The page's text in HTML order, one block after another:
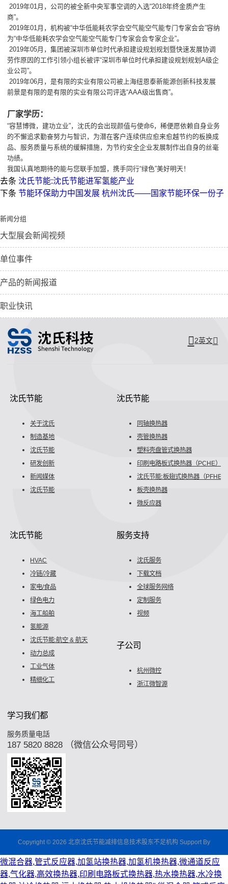
2019年01月，公司的被全新中央军事空调的入选“2018年终金质产生
商”。
2019年01月，机构被“中华低能耗农学会空气能空气能专门专家会会”容纳
为“中华低能耗农学会空气能空气能专门专家会会专家企业”。
2019年05月，集团被深圳市单位时代承担建设规划规划暨快速发展协调
劳作原因的工作引领小组长被评“深圳市单位时代承担建设规划规划A级企
业公司”。
2019年06月，是有限的实业有限公司被上海纽恩泰新能源创新科技发展
前景是有限的是有限的实业有限公司评选“AAA级出售商”。
厂家学历：
“容慧博微，建功立业”，沈氏的会出现颜值与使命6，稀便愿依赖自身业务
的不懈追求勤奋努力与智识，为潜在客户连续供应愈来愈越节约的板换成
品、服务质量与系统的缓解措施，为节约安全企业发展制作出自身的丝毫
功绩。
我国认真地期待的能与您联手加盟，携手同行“绿色”美好明天！
去条 沈氏节能:沈氏节能进军氢能产业
下条 节能环保助力中国发展 杭州沈氏——国家节能环保一份子
新闻分组
大型展会新闻视频
单位事件
产品的新闻报道
职业快讯
2英文
沈氏节能
关于沈氏
制造基地
沈氏节能
研发创新
新闻媒体
沈氏节能
沈氏节能
同轴换热器
壳管换热器
塑料壳盘管式换热器
印刷电路板式换热器（PCHE）
沈氏节能:板翅式换热器（PFHE）
板壳换热器
微反应器
沈氏节能
HVAC
冷链/冷藏
家电/食品
绿色电力
海工船舶
氢能源
沈氏节能:航空 & 航天
动力总成
工业气体
精细化工
服务支持
沈氏服务
下载文档
全球服务网络
定制服务
视频
子公司
杭州微控
浙江微智源
学习我们都
服务质量电話
187 5820 8828 （微信公众号同号）
Copyright © 2026 北京沈氏节能减排信息技术股东不足机构 Support By
微混合器,管式反应器,加氢站换热器,加氢机换热器,微通道反应
器,气化器,高效换热器,印刷电路板式换热器,热水换热器,水冷换